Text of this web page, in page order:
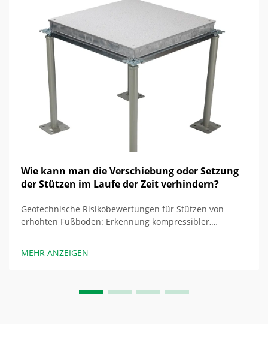
Wie kann man die Verschiebung oder Setzung
der Stützen im Laufe der Zeit verhindern?
Geotechnische Risikobewertungen für Stützen von
erhöhten Fußböden: Erkennung kompressibler,
beeinflusst die Stabilität der erhöhten Fußböden
MEHR ANZEIGEN